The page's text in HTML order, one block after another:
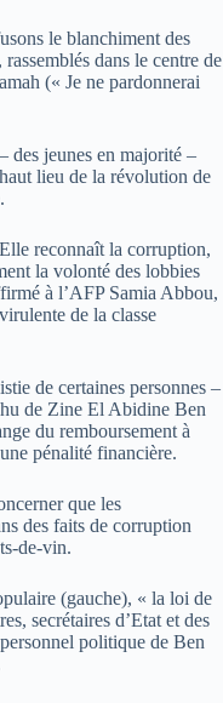
le blanchiment des
dans le centre de
(« Je ne pardonnerai
des jeunes en majorité –
lieu de la révolution de
reconnaît la corruption,
la volonté des lobbies
à l’AFP Samia Abbou,
de la classe
de certaines personnes –
de Zine El Abidine Ben
du remboursement à
pénalité financière.
que les
des faits de corruption
de-vin.
(gauche), « la loi de
secrétaires d’Etat et des
politique de Ben